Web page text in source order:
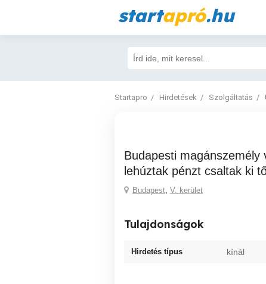
startapró.hu
Startapro Hirdetések Szolgáltatás
Budapesti magánszemély vagy? Átvertek
lehúztak pénzt csaltak ki
Budapest, V. kerület
Tulajdonságok
Hirdetés típus kínál